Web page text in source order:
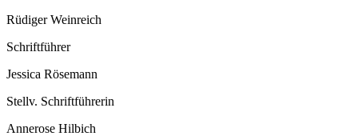
Rüdiger Weinreich
Schriftführer
Jessica Rösemann
Stellv. Schriftführerin
Annerose Hilbich